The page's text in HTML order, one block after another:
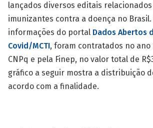
lançados diversos editais
imunizantes contra a doença no Brasil.
informações do portal Dados Abertos
Covid/MCTI, foram contratados no ano
CNPq e pela Finep, no valor total de
gráfico a seguir mostra a distribuição
acordo com a finalidade.